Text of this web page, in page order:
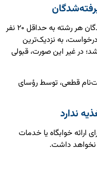
بر اساس این بخشنامه، در صورتی که تعداد پذیرفته‌شدگان هر رشته به حداقل ۲۰ نفر
به نزدیک‌ترین
در غیر این صورت، قبولی
قطعی، توسط رؤسای
ندارد
ارائه خوابگاه یا خدمات
نخواهد داشت.